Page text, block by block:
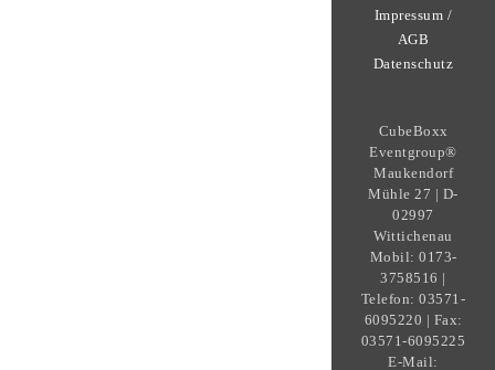
Impressum /
AGB
Datenschutz
CubeBoxx
Eventgroup®
Maukendorf
Mühle 27 | D-
02997
Wittichenau
Mobil: 0173-
3758516 |
Telefon: 03571-
6095220 | Fax:
03571-6095225
E-Mail: